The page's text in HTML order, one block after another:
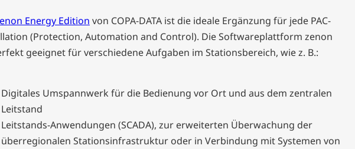
Energy Edition von COPA-DATA ist die ideale Ergänzung für jede PAC-
(Protection, Automation and Control). Die Softwareplattform zenon
geeignet für verschiedene Aufgaben im Stationsbereich, wie z. B.:
Digitales Umspannwerk für die Bedienung vor Ort und aus dem zentralen
Leitstand
Leitstands-Anwendungen (SCADA), zur erweiterten Überwachung der
überregionalen Stationsinfrastruktur oder in Verbindung mit Systemen von